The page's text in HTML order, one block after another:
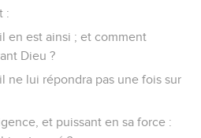
:
en est ainsi ; et comment
Dieu ?
ne lui répondra pas une fois sur
et puissant en sa force :